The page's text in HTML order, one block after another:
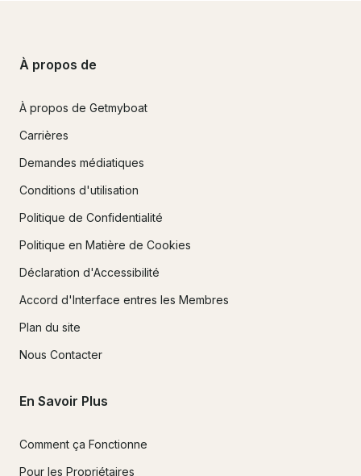
À propos de
À propos de Getmyboat
Carrières
Demandes médiatiques
Conditions d'utilisation
Politique de Confidentialité
Politique en Matière de Cookies
Déclaration d'Accessibilité
Accord d'Interface entres les Membres
Plan du site
Nous Contacter
En Savoir Plus
Comment ça Fonctionne
Pour les Propriétaires